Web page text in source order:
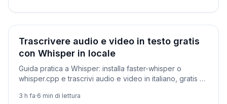
Tutorial
Trascrivere audio e video in testo gratis
con Whisper in locale
Guida pratica a Whisper: installa faster-whisper o
whisper.cpp e trascrivi audio e video in italiano, gratis e
comuni.
3 h fa·6 min di lettura